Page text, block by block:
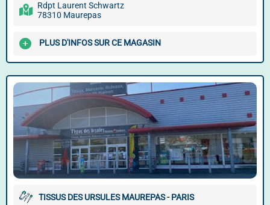
Rdpt Laurent Schwartz
78310 Maurepas
PLUS D'INFOS SUR CE MAGASIN
TISSUS DES URSULES MAUREPAS - PARIS